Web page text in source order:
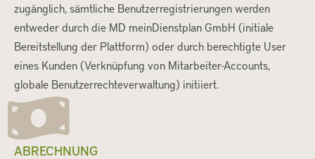
zugänglich, sämtliche Benutzerregistrierungen werden
entweder durch die MD meinDienstplan GmbH (initiale
Bereitstellung der Plattform) oder durch berechtigte User
eines Kunden (Verknüpfung von Mitarbeiter-Accounts,
globale Benutzerrechteverwaltung) initiiert.
ABRECHNUNG